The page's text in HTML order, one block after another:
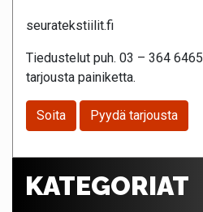
seuratekstiilit.fi
Tiedustelut puh. 03 – 364
tarjousta painiketta.
Soita Pyydä tarjousta
KATEGORIAT